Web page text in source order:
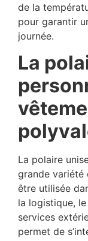
de la
pour garantir
journée.
La
La polaire
grande variété
être utilisée
la logistique,
services
permet de